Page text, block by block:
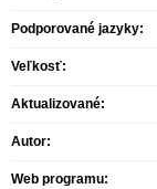
Podporované jazyky:
Veľkosť:
Aktualizované:
Autor:
Web programu: